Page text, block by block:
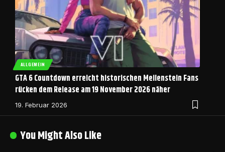
ALLGEMEIN
GTA 6 Countdown erreicht historischen Meilenstein Fans
rücken dem Release am 19 November 2026 näher
19. Februar 2026
You Might Also Like